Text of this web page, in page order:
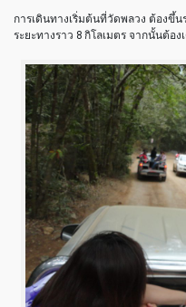
การเดินทางเริ่มต้นที่วัดพลวง ต้องขึ้
ระยะทางราว 8 กิโลเมตร จากนั้นต้อ